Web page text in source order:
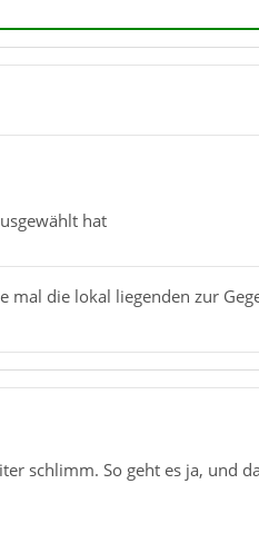
hat
mal die lokal liegenden zur
schlimm. So geht es ja, und